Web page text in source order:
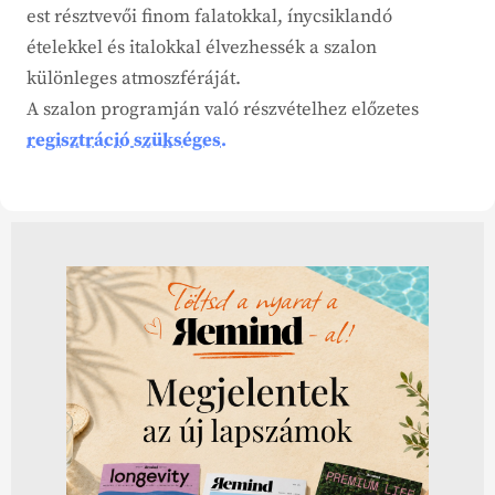
est résztvevői finom falatokkal, ínycsiklandó
ételekkel és italokkal élvezhessék a szalon
különleges atmoszféráját.
A szalon programján való részvételhez előzetes
regisztráció szükséges.